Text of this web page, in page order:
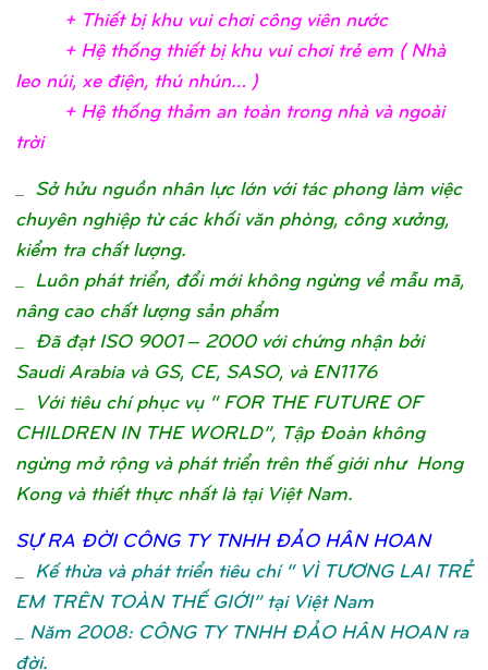
+ Thiết bịkhu vui chơi công viên nước
+ Hệthống thiết bịkhu vui chơi trẻem ( Nhà
leo núi, xe điện, thú nhún… )
+ Hệthống thảm an toàn trong nhà và ngoài
trời
Sở hửu nguồn nhân lực lớn với tác phong làm việc
chuyên nghiệp từ các khối văn phòng, công xưởng,
kiểm tra chất lượng.
_ Luôn phát triển, đổi mới không ngừng về mẫu mã,
nâng cao chất lượng sản phẩm
_ Đã đạt ISO 9001 – 2000 với chứng nhận bởi
Saudi Arabia và GS, CE, SASO, và EN1176
_ Với tiêu chí phục vụ “ FOR THE FUTURE OF
CHILDREN IN THE WORLD”, Tập Đoàn không
ngừng mở rộng và phát triển trên thế giới như Hong
Kong và thiết thực nhất là tại Việt Nam.
SỰRA ĐỜI CÔNG TY TNHH ĐẢO HÂN HOAN
Kế thừa và phát triển tiêu chí “ VÌ TƯƠNG LAI TRẺ
EM TRÊN TOÀN THẾ GIỚI” tại Việt Nam
_ Năm 2008: CÔNG TY TNHH ĐẢO HÂN HOAN ra
đời.